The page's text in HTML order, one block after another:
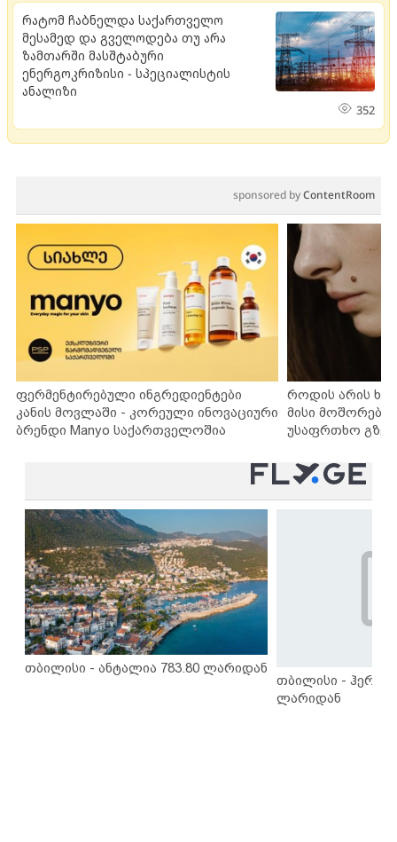
რატომ ჩაბნელდა საქართველო
მესამედ და გველოდება თუ არა
ზამთარში მასშტაბური
ენერგოკრიზისი - სპეციალისტის
ანალიზი
352
sponsored byContentRoom
ფერმენტირებული ინგრედიენტები
კანის მოვლაში - კორეული ინოვაციური
ბრენდი Manyo საქართველოშია
როდის არის
მისი
უსაფრთხო
თბილისი - ანტალია 783.80 ლარიდან
თბილისი -
ლარიდან